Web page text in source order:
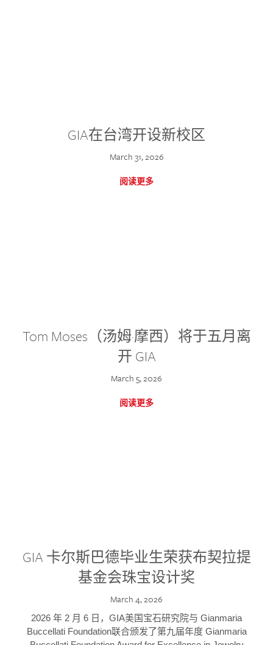
GIA在台湾开设新校区
March 31, 2026
阅读更多
Tom Moses（汤姆·摩西）将于五月离
开 GIA
March 5, 2026
阅读更多
GIA 卡尔斯巴德毕业生荣获布契拉提
基金会珠宝设计奖
March 4, 2026
2026 年 2 月 6 日，GIA美国宝石研究院与 Gianmaria
Buccellati Foundation联合颁发了第九届年度 Gianmaria